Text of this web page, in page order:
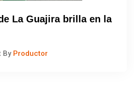
La Guajira brilla en la
By Productor